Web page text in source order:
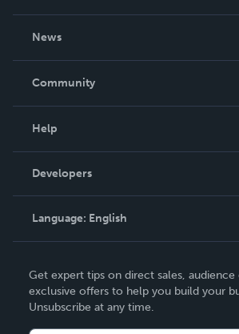
News
In The News
Community
Podcast
Help
Order Lookup
Knowledge Base
Contact Support
Developers
Language: English
Deutsch
Français
Get expert tips on direct sales,
exclusive offers to help you build your
Unsubscribe at any time.